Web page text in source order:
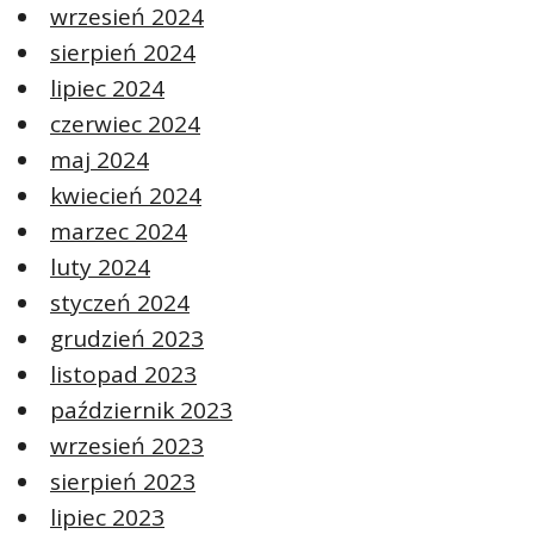
wrzesień 2024
sierpień 2024
lipiec 2024
czerwiec 2024
maj 2024
kwiecień 2024
marzec 2024
luty 2024
styczeń 2024
grudzień 2023
listopad 2023
październik 2023
wrzesień 2023
sierpień 2023
lipiec 2023